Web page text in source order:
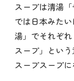
スープは清湯
では日本みた
湯」でそれぞ
スープ」とい
スープスープに